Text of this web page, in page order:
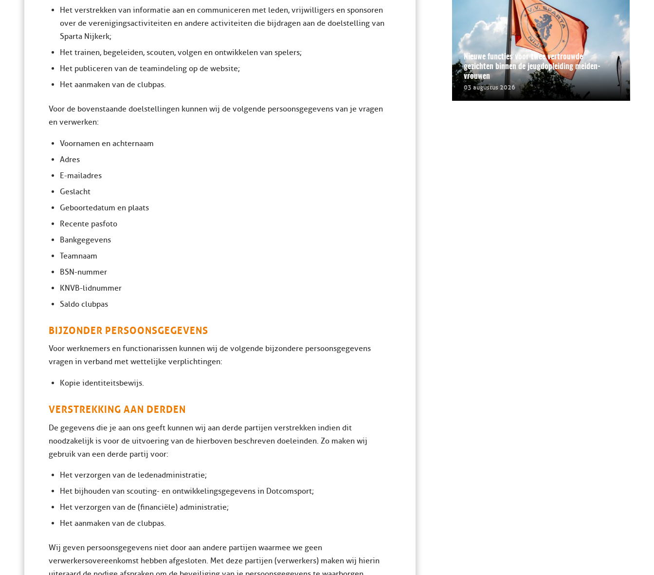
Het verstrekken van informatie aan en communiceren met leden, vrijwilligers en sponsoren
over de verenigingsactiviteiten en andere activiteiten die bijdragen aan de doelstelling van
Sparta Nijkerk;
Het trainen, begeleiden, scouten, volgen en ontwikkelen van spelers;
Het publiceren van de teamindeling op de website;
Het aanmaken van de clubpas.
Voor de bovenstaande doelstellingen kunnen wij de volgende persoonsgegevens van je vragen
en verwerken:
Voornamen en achternaam
Adres
E-mailadres
Geslacht
Geboortedatum en plaats
Recente pasfoto
Bankgegevens
Teamnaam
BSN-nummer
KNVB-lidnummer
Saldo clubpas
BIJZONDER PERSOONSGEGEVENS
Voor werknemers en functionarissen kunnen wij de volgende bijzondere persoonsgegevens
vragen in verband met wettelijke verplichtingen:
Kopie identiteitsbewijs.
VERSTREKKING AAN DERDEN
De gegevens die je aan ons geeft kunnen wij aan derde partijen verstrekken indien dit
noodzakelijk is voor de uitvoering van de hierboven beschreven doeleinden. Zo maken wij
gebruik van een derde partij voor:
Het verzorgen van de ledenadministratie;
Het bijhouden van scouting- en ontwikkelingsgegevens in Dotcomsport;
Het verzorgen van de (financiële) administratie;
Het aanmaken van de clubpas.
Wij geven persoonsgegevens niet door aan andere partijen waarmee we geen
verwerkersovereenkomst hebben afgesloten. Met deze partijen (verwerkers) maken wij hierin
Nieuwe functies voor twee vertrouwde
gezichten binnen de jeugdopleiding meiden-
vrouwen
03 augustus 2026